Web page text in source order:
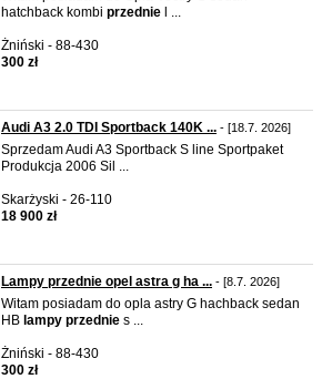
hatchback kombi przednie l ...
Żniński - 88-430
300 zł
Audi A3 2.0 TDI Sportback 140K ... - [18.7. 2026]
Sprzedam Audi A3 Sportback S line Sportpaket
Produkcja 2006 Sil ...
Skarżyski - 26-110
18 900 zł
Lampy przednie opel astra g ha ... - [8.7. 2026]
Witam posiadam do opla astry G hachback sedan
HB lampy przednie s ...
Żniński - 88-430
300 zł